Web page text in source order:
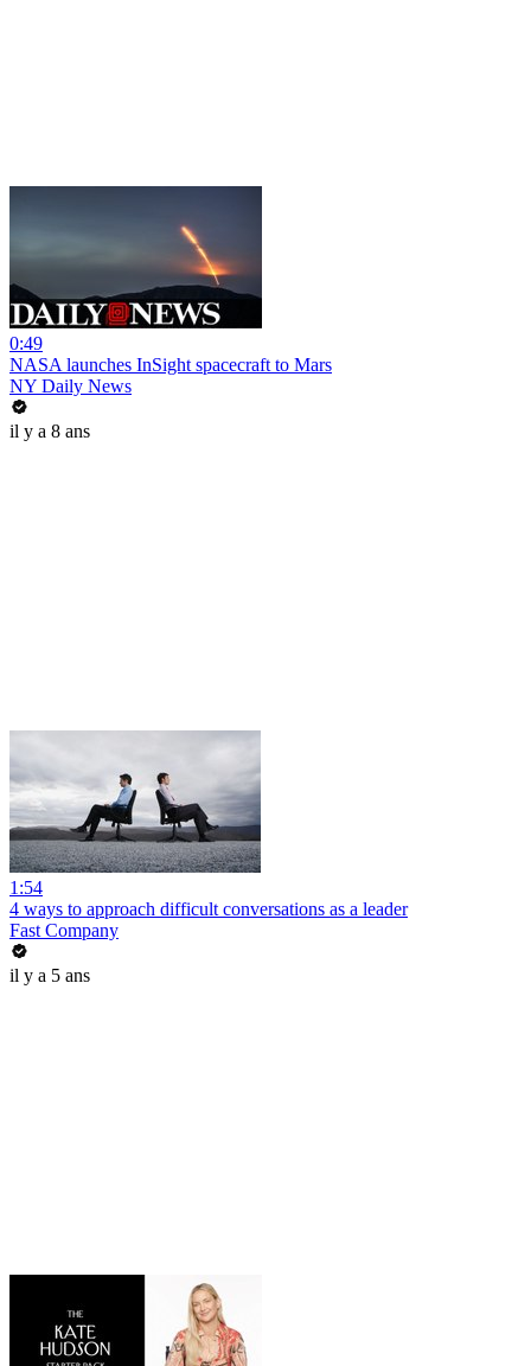
0:49
NASA launches InSight spacecraft to Mars
NY Daily News
il y a 8 ans
1:54
4 ways to approach difficult conversations as a leader
Fast Company
il y a 5 ans